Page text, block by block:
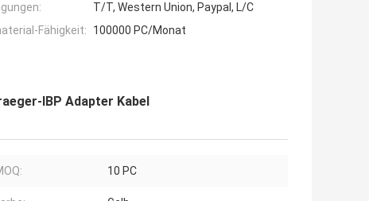
T/T, Western Union, Paypal, L/C
Fähigkeit:
100000 PC/Monat
IBP Adapter Kabel
10 PC